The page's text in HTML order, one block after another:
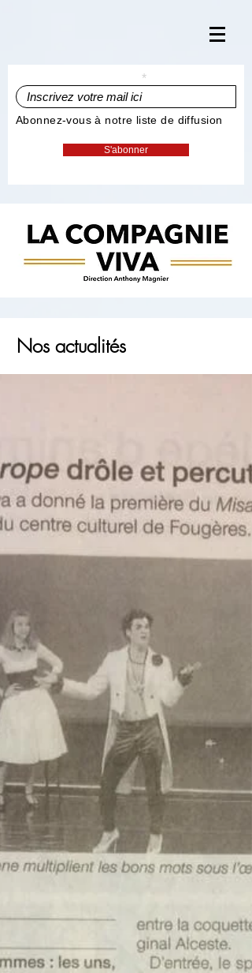
Abonnez-vous à notre liste de diffusion
S'abonner
Nos actualités